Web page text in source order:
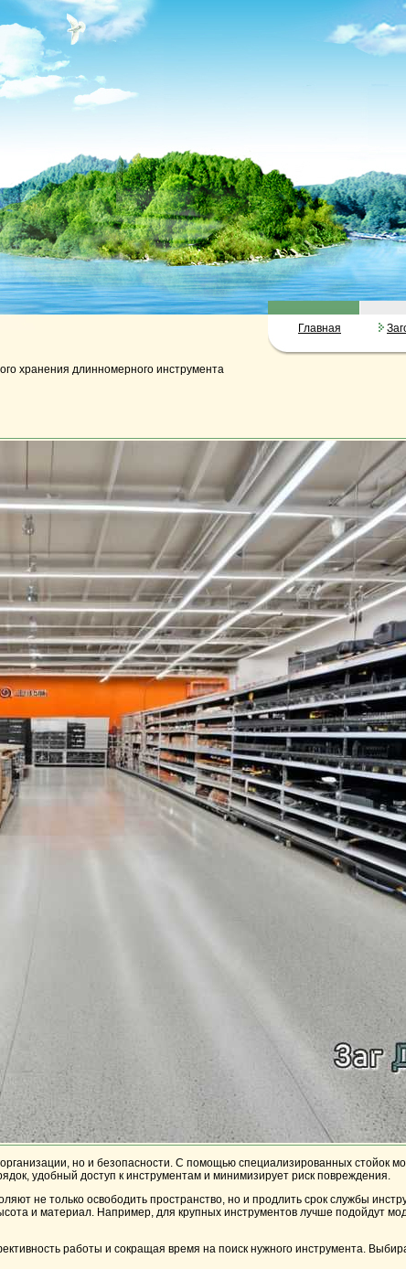
Главная
хранения длинномерного инструмента
но и безопасности. С помощью специализированных стойок
удобный доступ к инструментам и минимизирует риск повреждения.
не только освободить пространство, но и продлить срок службы
и материал. Например, для крупных инструментов лучше подойдут
работы и сокращая время на поиск нужного инструмента.